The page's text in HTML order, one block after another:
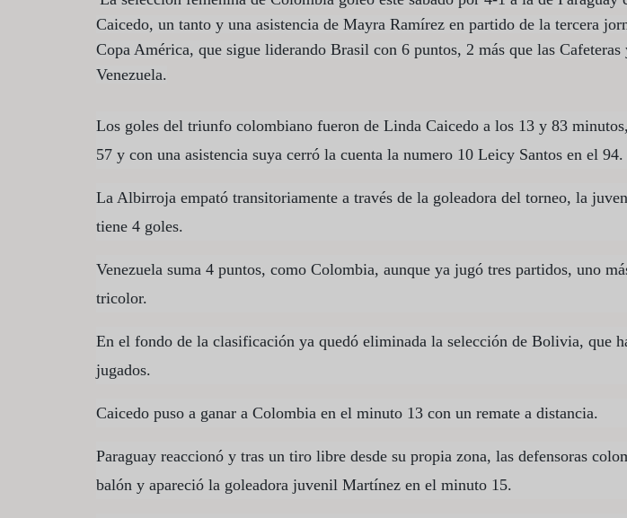
Caicedo, un tanto y una asistencia de Mayra Ramírez en partido de la tercera
Copa América, que sigue liderando Brasil con 6 puntos, 2 más que las
Venezuela.
Los goles del triunfo colombiano fueron de Linda Caicedo a los 13 y 83
57 y con una asistencia suya cerró la cuenta la numero 10 Leicy Santos en el 94.
La Albirroja empató transitoriamente a través de la goleadora del torneo, la
tiene 4 goles.
Venezuela suma 4 puntos, como Colombia, aunque ya jugó tres partidos, uno
tricolor.
En el fondo de la clasificación ya quedó eliminada la selección de Bolivia, que
jugados.
Caicedo puso a ganar a Colombia en el minuto 13 con un remate a distancia.
Paraguay reaccionó y tras un tiro libre desde su propia zona, las defensoras
balón y apareció la goleadora juvenil Martínez en el minuto 15.